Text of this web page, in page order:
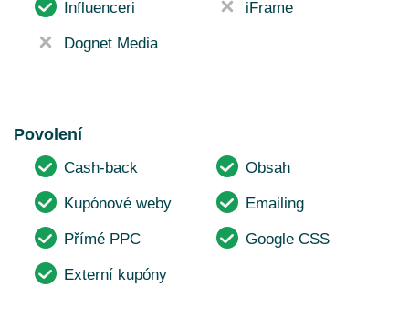
Influenceri iFrame
Dognet Media
Povolení
Cash-back Obsah
Kupónové weby Emailing
Přímé PPC Google CSS
Externí kupóny